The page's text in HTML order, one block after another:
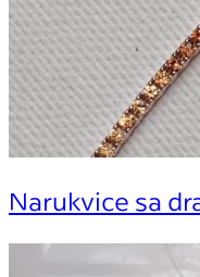
Narukvice sa